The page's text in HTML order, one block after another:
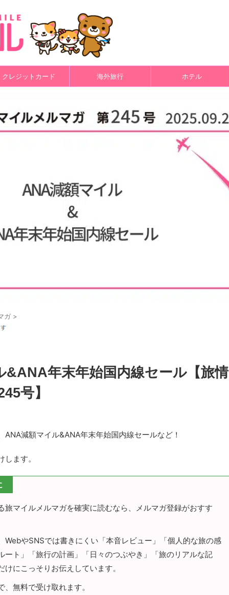
クレジットカード 海外旅行 ホテル
ガ >
&ANA年末年始国内線セール【旅情
号】
ANA減額マイル&ANA年末年始国内線セールなど！
ます。
旅マイルメルマガを確実に読むなら、メルマガ登録がおすす
WebやSNSでは書きにくい「本音レビュー」「個人的な旅の感
ート」「旅行の計画」「日々のつぶやき」「旅のリアルな記
にこっそりお伝えしています。
無料で受け取れます。